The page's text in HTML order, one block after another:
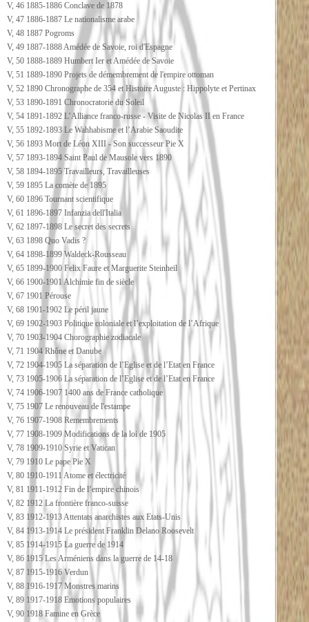
V, 46 1885-1886 Conclave de 1878
V, 47 1886-1887 Le nationalisme arabe
V, 48 1887 Pogroms
V, 49 1887-1888 Amédée de Savoie, roi d'Espagne
V, 50 1888-1889 Humbert Ier et Amédée de Savoie
V, 51 1889-1890 Projets de démembrement de l'empire ottoman
V, 52 1890 Chronographe de 354 et Histoire Auguste : Hippolyte et Pertinax
V, 53 1890-1891 Chronocratorie du Soleil
V, 54 1891-1892 L’Alliance franco-russe - Visite de Nicolas II en France
V, 55 1892-1893 Le Wahhabisme et l’Arabie Saoudite
V, 56 1893 Mort de Léon XIII - Son successeur Pie X
V, 57 1893-1894 Saint Paul de Mausole vers 1890
V, 58 1894-1895 Travailleurs, Travailleuses
V, 59 1895 La comète de 1895
V, 60 1896 Tournant scientifique
V, 61 1896-1897 Infanzia dell'Italia
V, 62 1897-1898 Le secret des secrets
V, 63 1898 Quo Vadis ?
V, 64 1898-1899 Waldeck-Rousseau
V, 65 1899-1900 Felix Faure et Marguerite Steinheil
V, 66 1900-1901 Alchimie fin de siècle
V, 67 1901 Pérouse
V, 68 1901-1902 Le péril jaune
V, 69 1902-1903 Politique coloniale et l’exploitation de l’Afrique
V, 70 1903-1904 Chorographie zodiacale
V, 71 1904 Rhône et Danube
V, 72 1904-1905 La séparation de l’Eglise et de l’Etat en France
V, 73 1905-1906 La séparation de l’Eglise et de l’Etat en France
V, 74 1906-1907 1400 ans de France catholique
V, 75 1907 Le renouveau de l'estampe
V, 76 1907-1908 Remembrements
V, 77 1908-1909 Modifications de la loi de 1905
V, 78 1909-1910 Syrie et Vatican
V, 79 1910 Le pape Pie X
V, 80 1910-1911 Atome et électricité
V, 81 1911-1912 Fin de l’empire chinois
V, 82 1912 La frontière franco-suisse
V, 83 1912-1913 Attentats anarchistes aux Etats-Unis
V, 84 1913-1914 Le président Franklin Delano Roosevelt
V, 85 1914-1915 La guerre de 1914
V, 86 1915 Les Arméniens dans la guerre de 14-18
V, 87 1915-1916 Verdun
V, 88 1916-1917 Monstres marins
V, 89 1917-1918 Emotions populaires
V, 90 1918 Famine en Grèce